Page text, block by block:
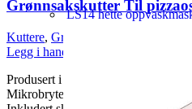
LS14 hette
Grønnsakskutter Til
Kuttere, Grønnsakskuttere
Legg i handlekurv
Produsert i anodisert aluminium.
Mikrobryter både på lokk og